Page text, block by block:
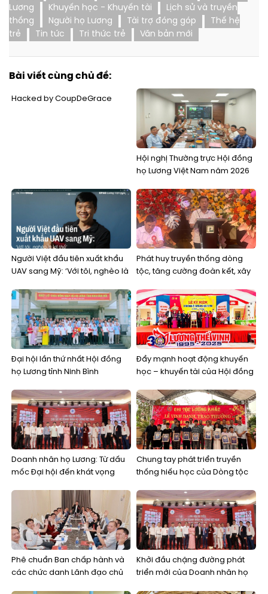
Lương
Khuyến học - Khuyến tài
Lịch sử và truyền
thống
Người họ Lương Tài trợ đóng góp
Thế hệ
trẻ
Tin tức Tri thức trẻ Văn bản mới
Bài viết cùng chủ đề:
Hacked by CoupDeGrace
Hội nghị Thường trực Hội đồng
họ Lương Việt Nam năm 2026
Người Việt đầu tiên xuất khẩu
UAV sang Mỹ: ‘Với tôi, nghèo là
Phát huy truyền thống dòng
tộc, tăng cường đoàn kết, xây
Ninh Bình vững mạnh trong thời
kỳ mới
Đại hội lần thứ nhất Hội đồng
họ Lương tỉnh Ninh Bình
Đẩy mạnh hoạt động khuyến
học – khuyến tài của Hội đồng
Doanh nhân họ Lương: Từ dấu
mốc Đại hội đến khát vọng
doanh bền vững
Chung tay phát triển truyền
thống hiếu học của Dòng tộc
đổi bằng tri thức, học vấn
Phê chuẩn Ban chấp hành và
các chức danh Lãnh đạo chủ
Khởi đầu chặng đường phát
triển mới của Doanh nhân họ